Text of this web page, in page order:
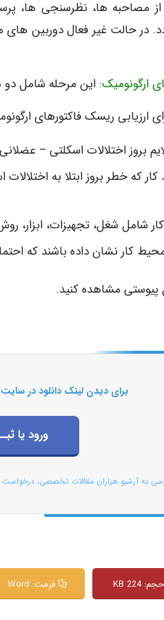
مصاحبه ها، نظرسنجی ها،
در حالت غیر فعال دوربین
: این مرحله شامل
ارزیابی ریسک فاکتورهای
بروز اختلالات اسکلتی –
که خطر بروز ابتلا به
کار شامل شغل، تجهیزات، ابزار،
کار نشان داده باشند که
پیوستی مشاهده کنید.
برای دیدن لینک دانلود در
ورود یا
به آرشیو هزاران مقالات تخصصی،
حجم: 224 KB فرمت: Word